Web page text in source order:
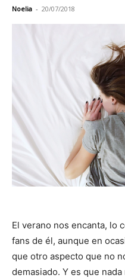
Noelia - 20/07/2018
El verano nos encanta, lo
fans de él, aunque en
que otro aspecto que no
demasiado. Y es que